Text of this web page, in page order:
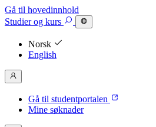
Gå til hovedinnhold
Studierog kurs
Norsk
English
Gå til studentportalen
Mine søknader